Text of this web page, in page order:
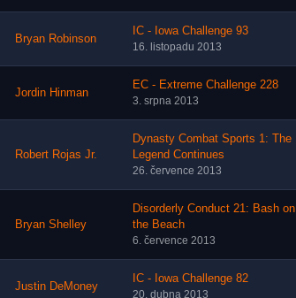
Bryan Robinson
IC - Iowa Challenge 93
16. listopadu 2013
Jordin Hinman
EC - Extreme Challenge 228
3. srpna 2013
Robert Rojas Jr.
Dynasty Combat Sports 1: The
Legend Continues
26. července 2013
Bryan Shelley
Disorderly Conduct 21: Bash on
the Beach
6. července 2013
Justin DeMoney
IC - Iowa Challenge 82
20. dubna 2013